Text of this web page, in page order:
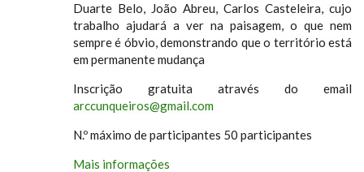
Duarte Belo, João Abreu, Carlos Casteleira, cujo
trabalho ajudará a ver na paisagem, o que nem
sempre é óbvio, demonstrando que o território está
em permanente mudança
Inscrição gratuita através do email
arccunqueiros@gmail.com
N.º máximo de participantes 50 participantes
Mais informações